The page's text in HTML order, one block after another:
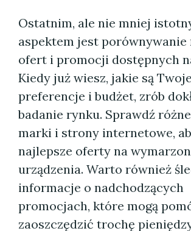
Ostatnim, ale nie mniej
aspektem jest porównywanie
ofert i promocji dostępnych
Kiedy już wiesz, jakie są Twoje
preferencje i budżet, zrób
badanie rynku. Sprawdź
marki i strony internetowe,
najlepsze oferty na
urządzenia. Warto również
informacje o nadchodzących
promocjach, które mogą
zaoszczędzić trochę